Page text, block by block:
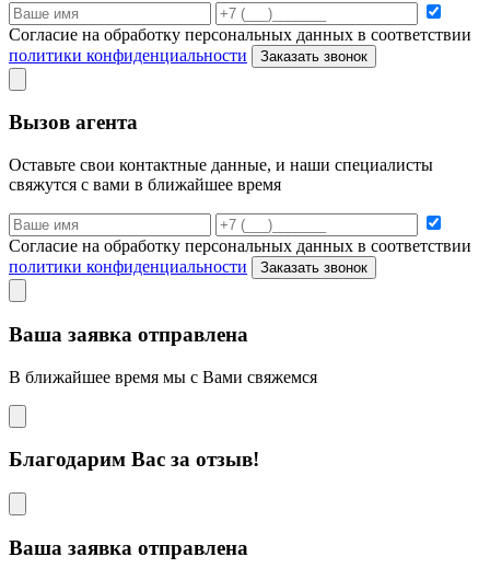
Согласие на обработку персональных данных в соответствии
политики конфиденциальности
Заказать звонок
Вызов агента
Оставьте свои контактные данные, и наши специалисты
свяжутся с вами в ближайшее время
Согласие на обработку персональных данных в соответствии
политики конфиденциальности
Заказать звонок
Ваша заявка отправлена
В ближайшее время мы с Вами свяжемся
Благодарим Вас за отзыв!
Ваша заявка отправлена